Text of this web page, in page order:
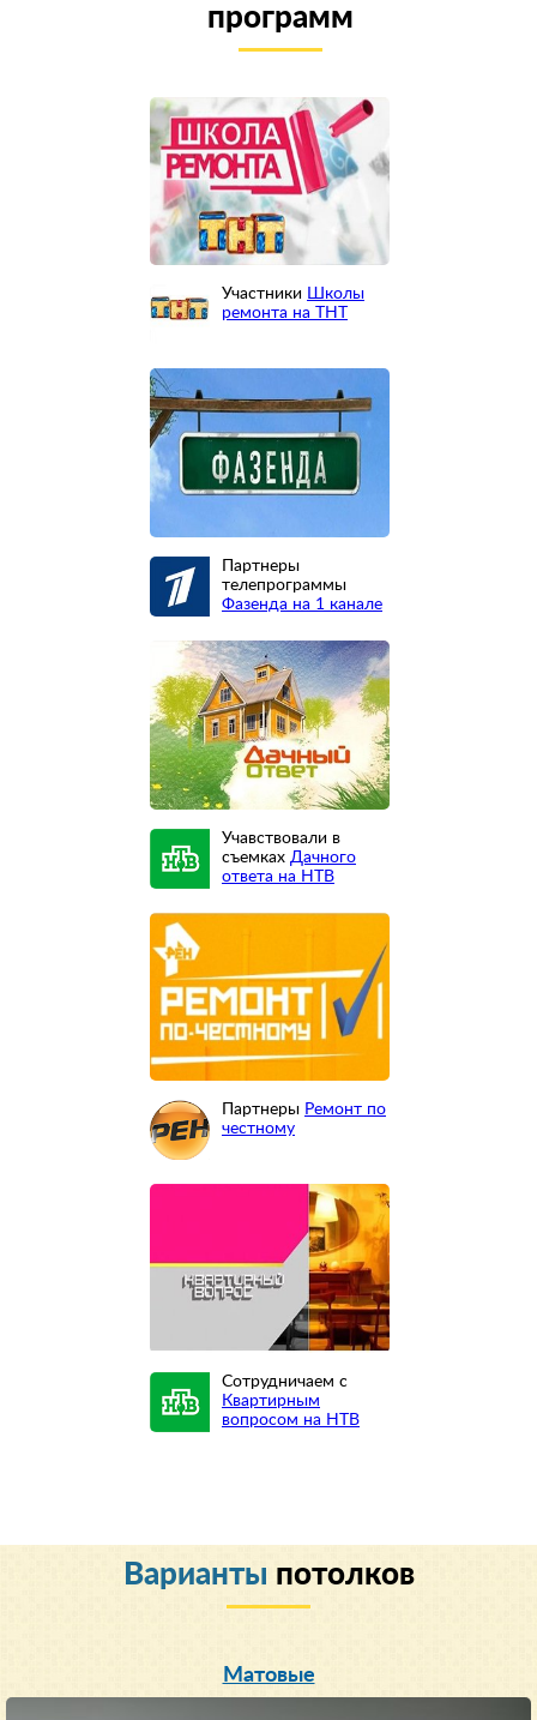
программ
Участники Школы
ремонта на ТНТ
Партнеры
телепрограммы
Фазенда на 1 канале
Учавствовали в
съемках Дачного
ответа на НТВ
Партнеры Ремонт по
честному
Сотрудничаем с
Квартирным
вопросом на НТВ
Варианты потолков
Матовые